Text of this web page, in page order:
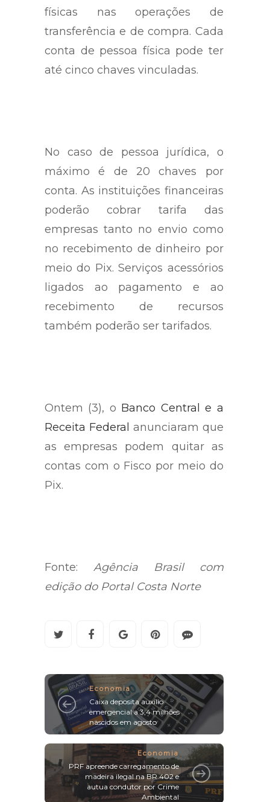
físicas nas operações de
transferência e de compra. Cada
conta de pessoa física pode ter
até cinco chaves vinculadas.
No caso de pessoa jurídica, o
máximo é de 20 chaves por
conta. As instituições financeiras
poderão cobrar tarifa das
empresas tanto no envio como
no recebimento de dinheiro por
meio do Pix. Serviços acessórios
ligados ao pagamento e ao
recebimento de recursos
também poderão ser tarifados.
Ontem (3), o Banco Central e a
Receita Federal anunciaram que
as empresas podem quitar as
contas com o Fisco por meio do
Pix.
Fonte: Agência Brasil com
edição do Portal Costa Norte
Economia
Caixa deposita auxílio
emergencial a 3,4 milhões
nascidos em agosto
Economia
PRF apreende carregamento de
madeira ilegal na BR 402 e
autua condutor por Crime
Ambiental